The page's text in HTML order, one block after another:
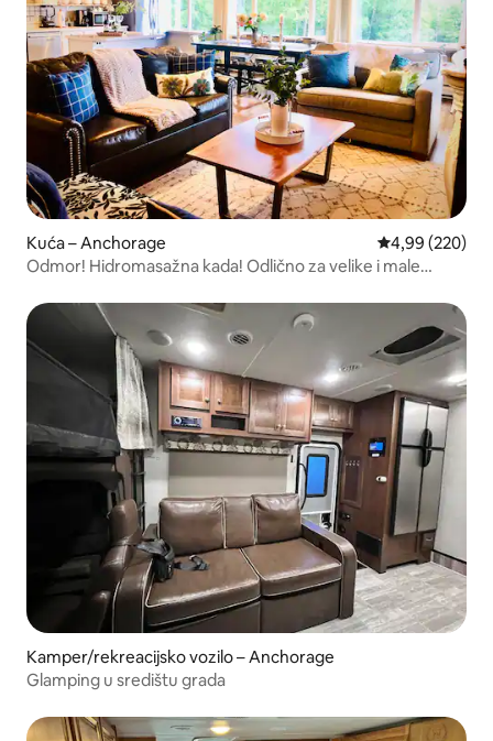
Kuća – Anchorage Prosječna
4,99 (220)
Odmor! Hidromasažna kada! Odlično za velike i male
Kamper/rekreacijsko vozilo – Anchorage
Glamping u središtu grada